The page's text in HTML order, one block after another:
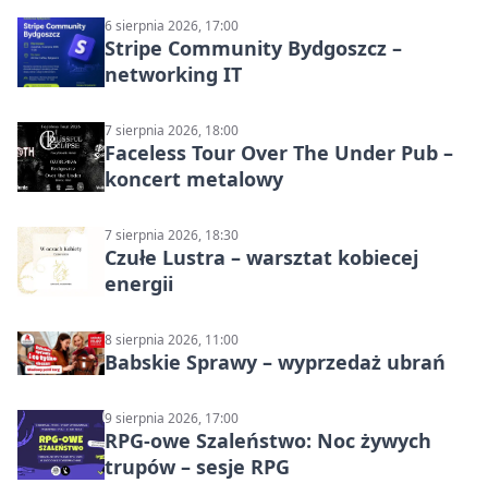
6 sierpnia 2026, 17:00
Stripe Community Bydgoszcz –
networking IT
7 sierpnia 2026, 18:00
Faceless Tour Over The Under Pub –
koncert metalowy
7 sierpnia 2026, 18:30
Czułe Lustra – warsztat kobiecej
energii
8 sierpnia 2026, 11:00
Babskie Sprawy – wyprzedaż ubrań
9 sierpnia 2026, 17:00
RPG-owe Szaleństwo: Noc żywych
trupów – sesje RPG